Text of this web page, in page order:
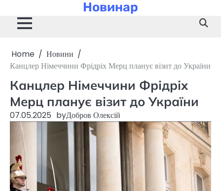
content
Новинар
Home
Новини
Канцлер Німеччини Фрідріх Мерц планує візит до України
Канцлер Німеччини Фрідріх
Мерц планує візит до України
07.05.2025 byДобров Олексій